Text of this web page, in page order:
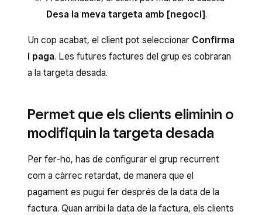
enviar-la
la factura recurrent per a més endavant,
fes clic a Programa.
Quan el client rebi la factura recurrent,
podrà efectuar el pagament de forma
cobrarà automàticament. Els fons
s’ingressaran seguint el calendari de
transferències. Aquí t’expliquem com
configurar i modificar les opcions de
transferència.
a més endavant, fes clic aPrograma la
Quan el client rebi la factura recurrent, podrà
pagar-te de forma segura online. Si ja té la
Normalment, els diners es transfereixen al
compte bancari en un o dos dies hàbils a partir
de la data de processament.
canvis s’apliquen a totes les factures que
que vols finalitzar un grup recurrent, ja no
s’enviaran factures des d’aquest grup.
Qualsevol factura pendent continuarà sent
Per modificar la informació del grup
recurrent (informació del client, partides,
mètode de pagament, etc.), toca
Modifica
per fer canvis i, a continuació, toca
factures recurrentso Finalitza el grup
recurrent
Desa la meva targeta amb [negoci].
Un cop acabat, el client pot seleccionar Confirma
i paga. Les futures factures del grup es cobraran
a la targeta desada.
Permet que els clients eliminin o
modifiquin la targeta desada
Per fer-ho, has de configurar el grup recurrent
com a càrrec retardat, de manera que el
pagament es pugui fer després de la data de la
factura. Quan arribi la data de la factura, els clients